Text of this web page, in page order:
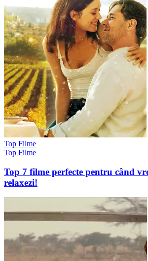
Top Filme
Top Filme
Top 7 filme perfecte pentru când
relaxezi!